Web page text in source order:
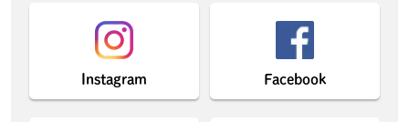
Instagram Facebook